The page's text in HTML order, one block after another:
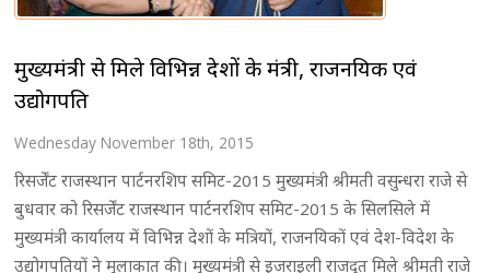
मुख्यमंत्री से मिले विभिन्न देशों के मंत्री, राजनयिक एवं
उद्योगपति
Wednesday November 18th, 2015
रिसर्जेंट राजस्थान पार्टनरशिप समिट-2015 मुख्यमंत्री श्रीमती वसुन्धरा राजे से
बुधवार को रिसर्जेंट राजस्थान पार्टनरशिप समिट-2015 के सिलसिले में
मुख्यमंत्री कार्यालय में विभिन्न देशों के मत्रियों, राजनयिकों एवं देश-विदेश के
उद्योगपतियों ने मुलाकात की। मुख्यमंत्री से इजराइली राजदूत मिले श्रीमती राजे